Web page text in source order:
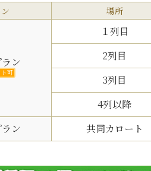
場所
ン
可
１列目
2列目
3列目
4列以降
ン
共同カロート